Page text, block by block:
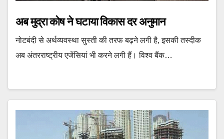
अब मुद्रा कोष ने घटाया विकास दर अनुमान
नोटबंदी से अर्थव्यवस्था सुस्ती की तरफ बढ़ने लगी है, इसकी तस्दीक
अब अंतरराष्ट्रीय एजेंसियां भी करने लगी हैं। विश्व बैंक…